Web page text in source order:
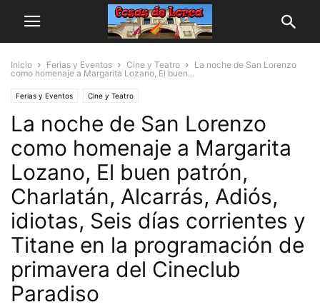
Inicio Ferias y Eventos Cine y Teatro
La noche de San Lorenzo
como homenaje a Margarita Lozano, El buen...
Ferias y Eventos Cine y Teatro
La noche de San Lorenzo
como homenaje a Margarita
Lozano, El buen patrón,
Charlatán, Alcarrás, Adiós,
idiotas, Seis días corrientes y
Titane en la programación de
primavera del Cineclub
Paradiso